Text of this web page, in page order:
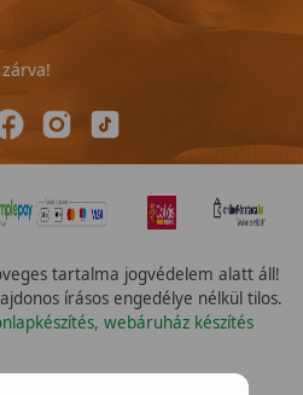
tartalma jogvédelem alatt áll!
írásos engedélye nélkül tilos.
webáruház készítés